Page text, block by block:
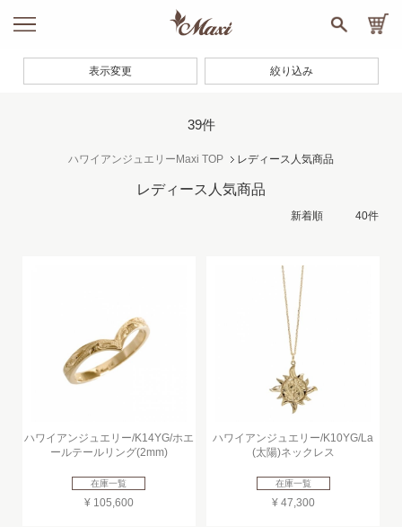
39件
ハワイアンジュエリーMaxi TOP レディース人気商品
レディース人気商品
ハワイアンジュエリー/K14YG/ホエ
ールテールリング(2mm)
在庫一覧
¥ 105,600
ハワイアンジュエリー/K10YG/La
(太陽)ネックレス
在庫一覧
¥ 47,300
表示変更 絞り込み